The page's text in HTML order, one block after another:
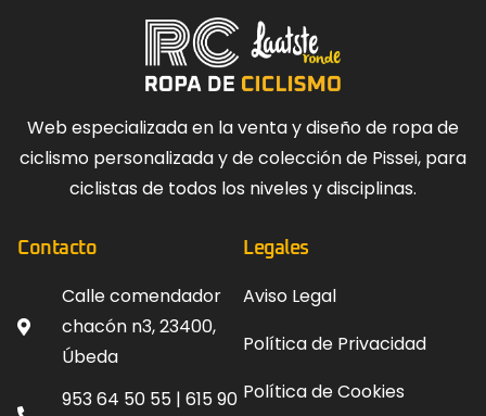
Web especializada en la venta y diseño de ropa de
ciclismo personalizada y de colección de Pissei, para
ciclistas de todos los niveles y disciplinas.
Contacto
Calle comendador
chacón n3, 23400,
Úbeda
953 64 50 55 | 615 90
Legales
Aviso Legal
Política de Privacidad
Política de Cookies